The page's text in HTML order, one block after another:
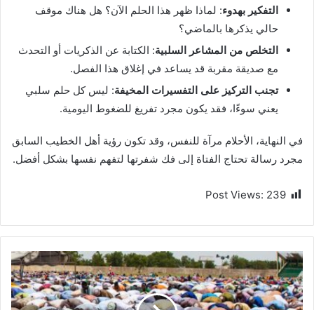
التفكير بهدوء: لماذا ظهر هذا الحلم الآن؟ هل هناك موقف
حالي يذكرها بالماضي؟
التخلص من المشاعر السلبية: الكتابة عن الذكريات أو التحدث
مع صديقة مقربة قد يساعد في إغلاق هذا الفصل.
تجنب التركيز على التفسيرات المخيفة: ليس كل حلم سلبي
يعني سوءًا، فقد يكون مجرد تفريغ للضغوط اليومية.
في النهاية، الأحلام مرآة للنفس، وقد تكون رؤية أهل الخطيب السابق
مجرد رسالة تحتاج الفتاة إلى فك شفرتها لتفهم نفسها بشكل أفضل.
Post Views: 239